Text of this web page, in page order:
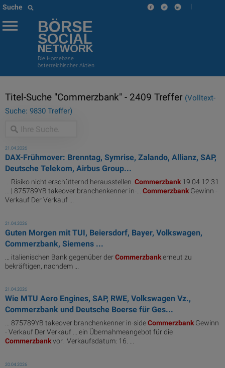
Suche |
BÖRSE
SOCIAL
NETWORK
Die Homebase
österreichischer Aktien
Titel-Suche "Commerzbank" - 2409 Treffer (Volltext-
Suche: 9830 Treffer)
21.04.2026
DAX-Frühmover: Brenntag, Symrise, Zalando, Allianz, SAP,
Deutsche Telekom, Airbus Group...
... Risiko nicht erschütternd herausstellen. Commerzbank19.04 12:31
... | 875789YB takeover branchenkenner in-... CommerzbankGewinn -
Verkauf Der Verkauf ...
21.04.2026
Guten Morgen mit TUI, Beiersdorf, Bayer, Volkswagen,
Commerzbank, Siemens ...
... italienischen Bank gegenüber derCommerzbankerneut zu
bekräftigen, nachdem ...
21.04.2026
Wie MTU Aero Engines, SAP, RWE, Volkswagen Vz.,
Commerzbank und Deutsche Boerse für Ges...
... 875789YB takeover branchenkenner in-sideCommerzbankGewinn
- Verkauf Der Verkauf ... ein Übernahmeangebot für die
Commerzbankvor. Verkaufsdatum: 16. ...
20.04.2026